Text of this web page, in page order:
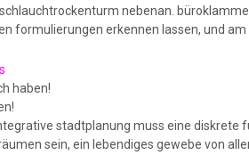
nebenan.
formulierungen erkennen lassen, und
haben!
stadtplanung muss eine
sein, ein lebendiges gewebe von